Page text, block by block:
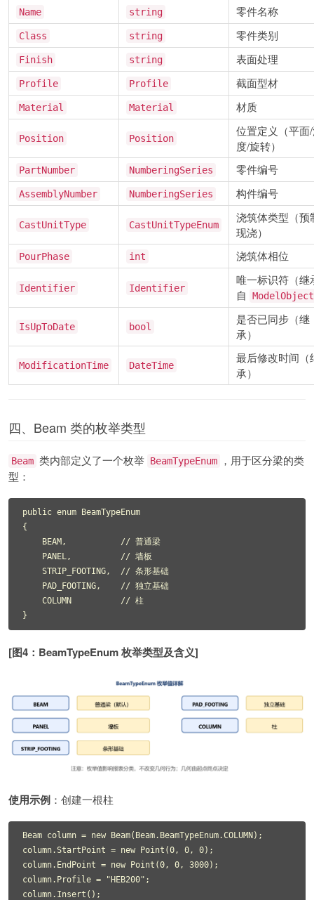
Name string 零件名称
Class string 零件类别
Finish string 表面处理
Profile Profile 截面型材
Material Material 材质
Position Position
位置定义（平面
度/旋转）
PartNumber NumberingSeries 零件编号
AssemblyNumber NumberingSeries 构件编号
CastUnitType CastUnitTypeEnum
浇筑体类型（预
现浇）
PourPhase int 浇筑体相位
Identifier Identifier
唯一标识符（继
自
ModelObject
IsUpToDate bool
是否已同步（继
承）
ModificationTime DateTime
最后修改时间（
承）
四、Beam 类的枚举类型
Beam 类内部定义了一个枚举 BeamTypeEnum
，用于区分梁的类
型：
public enum BeamTypeEnum
{
}
[图4：BeamTypeEnum 枚举类型及含义]
使用示例 ：创建一根柱
Beam column = new Beam(Beam.BeamTypeEnum.COLUMN);
column.StartPoint = new Point(0, 0, 0);
column.EndPoint = new Point(0, 0, 3000);
column.Profile = "HEB200";
column.Insert();